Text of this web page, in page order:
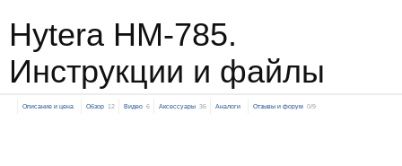
Hytera HM-785.
Инструкции и файлы
Описание и цена Обзор 12 Видео 6 Аксессуары 36 Аналоги Отзывы и форум 0/9